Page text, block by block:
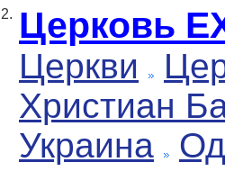
2. Церковь
Церкви
Христиан
Украина